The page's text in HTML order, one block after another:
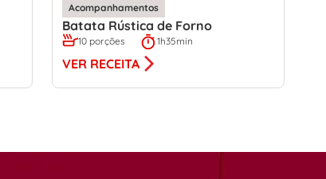
Acompanhamentos
Batata Rústica de Forno
10 porções 1h35min
VER RECEITA